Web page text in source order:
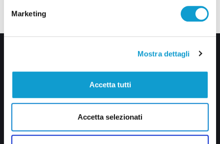
Marketing
Mostra dettagli
Accetta tutti
Accetta selezionati
Via Pasubio, 36 – 63074 San Benedetto del Tronto (AP)
0735 367514